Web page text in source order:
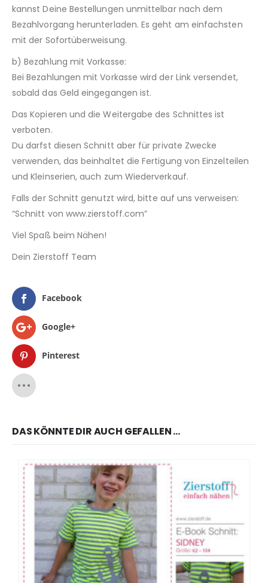
kannst Deine Bestellungen unmittelbar nach dem
Bezahlvorgang herunterladen. Es geht am einfachsten
mit der Sofortüberweisung.
b) Bezahlung mit Vorkasse:
Bei Bezahlungen mit Vorkasse wird der Link versendet,
sobald das Geld eingegangen ist.
Das Kopieren und die Weitergabe des Schnittes ist
verboten.
Du darfst diesen Schnitt aber für private Zwecke
verwenden, das beinhaltet die Fertigung von Einzelteilen
und Kleinserien, auch zum Wiederverkauf.
Falls der Schnitt genutzt wird, bitte auf uns verweisen:
“Schnitt von www.zierstoff.com”
Viel Spaß beim Nähen!
Dein Zierstoff Team
Facebook
Google+
Pinterest
DAS KÖNNTE DIR AUCH GEFALLEN …